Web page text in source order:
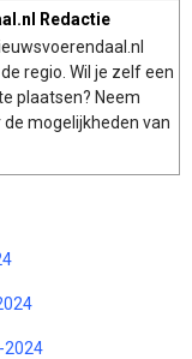
Redactie
regio. Wil je zelf een
plaatsen? Neem
mogelijkheden van
2024